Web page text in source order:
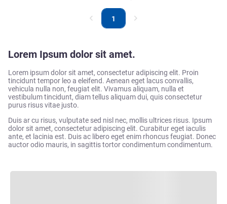
1
Lorem Ipsum dolor sit amet.
Lorem ipsum dolor sit amet, consectetur adipiscing elit. Proin
tincidunt tempor leo a eleifend. Aenean eget lacus convallis,
vehicula nulla non, feugiat elit. Vivamus aliquam, nulla et
vestibulum tincidunt, diam tellus aliquam dui, quis consectetur
purus risus vitae justo.
Duis ar cu risus, vulputate sed nisl nec, mollis ultrices risus. Ipsum
dolor sit amet, consectetur adipiscing elit. Curabitur eget iaculis
ante, et lacinia est. Duis ac libero eget enim rhoncus feugiat. Donec
auctor odio mauris, in sagittis tortor condimentum condimentum.